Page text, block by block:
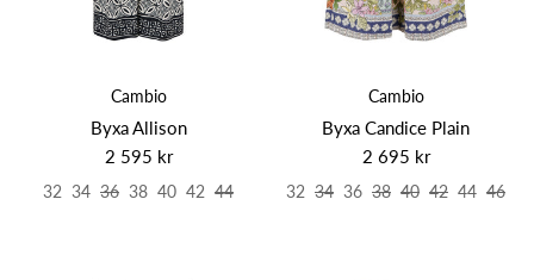
Cambio
Byxa Allison
2 595 kr
32 34 36 38 40 42 44
Cambio
Byxa Candice Plain
2 695 kr
32 34 36 38 40 42 44 46